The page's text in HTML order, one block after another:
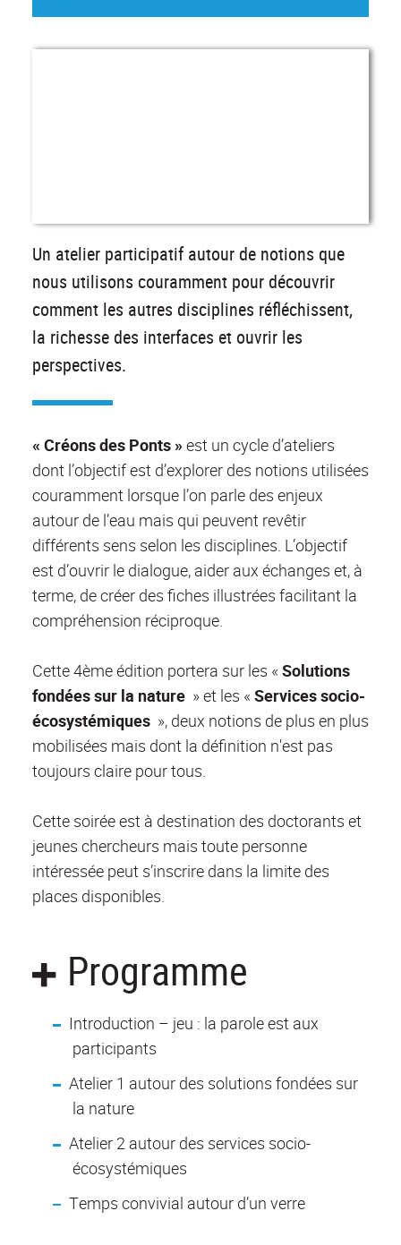
Un atelier participatif autour de notions que
nous utilisons couramment pour découvrir
comment les autres disciplines réfléchissent,
la richesse des interfaces et ouvrir les
perspectives.
« Créons des Ponts »est un cycle d’ateliers
dont l’objectif est d’explorer des notions utilisées
couramment lorsque l’on parle des enjeux
autour de l’eau mais qui peuvent revêtir
différents sens selon les disciplines. L’objectif
est d’ouvrir le dialogue, aider aux échanges et, à
terme, de créer des fiches illustrées facilitant la
compréhension réciproque.
Cette 4ème édition portera sur les « Solutions
fondées sur la nature » et les « Services socio-
écosystémiques », deux notions de plus en plus
mobilisées mais dont la définition n'est pas
toujours claire pour tous.
Cette soirée est à destination des doctorants et
jeunes chercheurs mais toute personne
intéressée peut s’inscrire dans la limite des
places disponibles.
Programme
Introduction – jeu : la parole est aux
participants
Atelier 1 autour des solutions fondées sur
la nature
Atelier 2 autour des services socio-
écosystémiques
Temps convivial autour d’un verre